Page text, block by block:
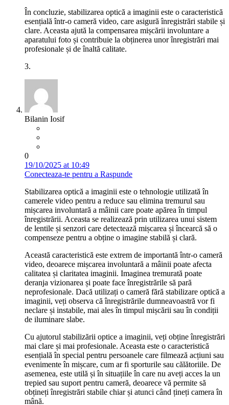
În concluzie, stabilizarea optică a imaginii este o caracteristică
esențială într-o cameră video, care asigură înregistrări stabile și
clare. Aceasta ajută la compensarea mișcării involuntare a
aparatului foto și contribuie la obținerea unor înregistrări mai
profesionale și de înaltă calitate.
3.
Bilanin Iosif
0
19/10/2025 at 10:49
Conecteaza-te pentru a Raspunde
Stabilizarea optică a imaginii este o tehnologie utilizată în
camerele video pentru a reduce sau elimina tremurul sau
mișcarea involuntară a mâinii care poate apărea în timpul
înregistrării. Aceasta se realizează prin utilizarea unui sistem
de lentile și senzori care detectează mișcarea și încearcă să o
compenseze pentru a obține o imagine stabilă și clară.
Această caracteristică este extrem de importantă într-o cameră
video, deoarece mișcarea involuntară a mâinii poate afecta
calitatea și claritatea imaginii. Imaginea tremurată poate
deranja vizionarea și poate face înregistrările să pară
neprofesionale. Dacă utilizați o cameră fără stabilizare optică a
imaginii, veți observa că înregistrările dumneavoastră vor fi
neclare și instabile, mai ales în timpul mișcării sau în condiții
de iluminare slabe.
Cu ajutorul stabilizării optice a imaginii, veți obține înregistrări
mai clare și mai profesionale. Aceasta este o caracteristică
esențială în special pentru persoanele care filmează acțiuni sau
evenimente în mișcare, cum ar fi sporturile sau călătoriile. De
asemenea, este utilă și în situațiile în care nu aveți acces la un
trepied sau suport pentru cameră, deoarece vă permite să
obțineți înregistrări stabile chiar și atunci când țineți camera în
mână.